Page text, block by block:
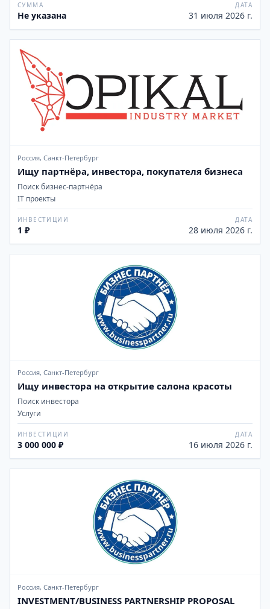
СУММА
Не указана
ДАТА
31 июля 2026 г.
Россия, Санкт-Петербург
Ищу партнёра, инвестора, покупателя бизнеса
Поиск бизнес-партнёра
IT проекты
ИНВЕСТИЦИИ
1 ₽
ДАТА
28 июля 2026 г.
Россия, Санкт-Петербург
Ищу инвестора на открытие салона красоты
Поиск инвестора
Услуги
ИНВЕСТИЦИИ
3 000 000 ₽
ДАТА
16 июля 2026 г.
Россия, Санкт-Петербург
INVESTMENT/BUSINESS PARTNERSHIP PROPOSAL